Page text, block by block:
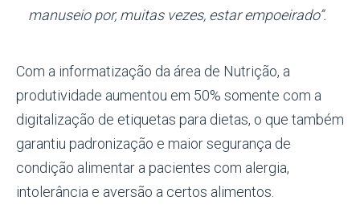
manuseio por, muitas vezes, estar empoeirado”.
Com a informatização da área de Nutrição, a
produtividade aumentou em 50% somente com a
digitalização de etiquetas para dietas, o que também
garantiu padronização e maior segurança de
condição alimentar a pacientes com alergia,
intolerância e aversão a certos alimentos.